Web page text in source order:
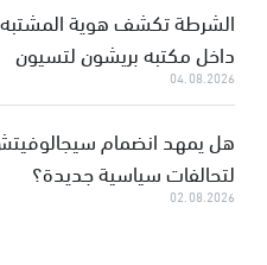
الشرطة تكشف هوية
داخل مكتبه بريشون لتسيون
04.08.2026
هل يمهد انضمام
لتحالفات سياسية جديدة؟
02.08.2026